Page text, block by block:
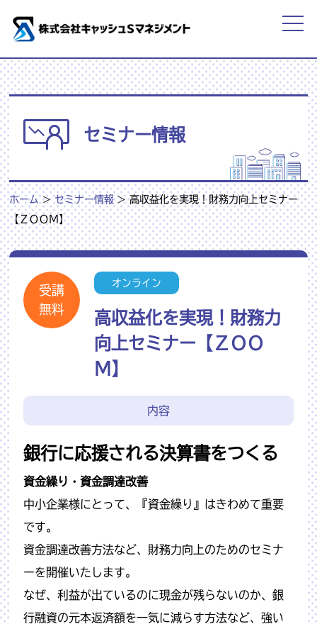
セミナー情報
ホーム>セミナー情報>高収益化を実現！財務力向上セミナー
【ＺＯＯＭ】
受講
無料
オンライン
高収益化を実現！財務力
向上セミナー【ＺＯＯ
Ｍ】
内容
銀行に応援される決算書をつくる
資金繰り・資金調達改善
中小企業様にとって、『資金繰り』はきわめて重要
です。
資金調達改善方法など、財務力向上のためのセミナ
ーを開催いたします。
なぜ、利益が出ているのに現金が残らないのか、銀
行融資の元本返済額を一気に減らす方法など、強い